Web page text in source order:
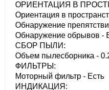
ОРИЕНТАЦИЯ В
Ориентация в
Обнаружение
Обнаружение обрывов -
СБОР ПЫЛИ:
Объем пылесборника -
ФИЛЬТРЫ:
Моторный фильтр - Есть
ИНДИКАЦИЯ: